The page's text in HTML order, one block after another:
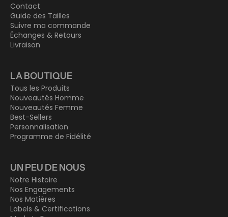
Contact
Guide des Tailles
Suivre ma commande
Échanges & Retours
Livraison
LA BOUTIQUE
Tous les Produits
Nouveautés Homme
Nouveautés Femme
Best-Sellers
Personnalisation
Programme de Fidélité
UN PEU DE NOUS
Notre Histoire
Nos Engagements
Nos Matières
Labels & Certifications